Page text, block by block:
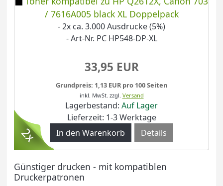
/ 7616A005 black XL Doppelpack
- 2x ca. 3.000 Ausdrucke (5%)
- Art-Nr. PC HP548-DP-XL
33,95 EUR
Grundpreis: 1,13 EUR pro 100 Seiten
inkl. MwSt. zzgl. Versand
Lagerbestand: Auf Lager
Lieferzeit: 1-3 Werktage
Details
Günstiger drucken - mit kompatiblen
Druckerpatronen